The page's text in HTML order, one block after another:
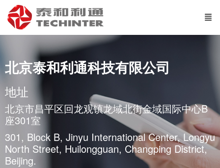
北京泰和利通科技有限公司
地址
北京市昌平区回龙观镇龙域北街金域国际中心B
座301室
301, Block B, Jinyu International Center, Longyu
North Street, Huilongguan, Changping District,
Beijing.